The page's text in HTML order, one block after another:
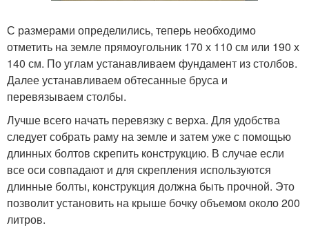
С размерами определились, теперь необходимо
отметить на земле прямоугольник 170 х 110 см или 190 х
140 см. По углам устанавливаем фундамент из столбов.
Далее устанавливаем обтесанные бруса и
перевязываем столбы.
Лучше всего начать перевязку с верха. Для удобства
следует собрать раму на земле и затем уже с помощью
длинных болтов скрепить конструкцию. В случае если
все оси совпадают и для скрепления используются
длинные болты, конструкция должна быть прочной. Это
позволит установить на крыше бочку объемом около 200
литров.